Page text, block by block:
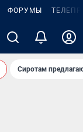
ФОРУМЫ
Сиротам